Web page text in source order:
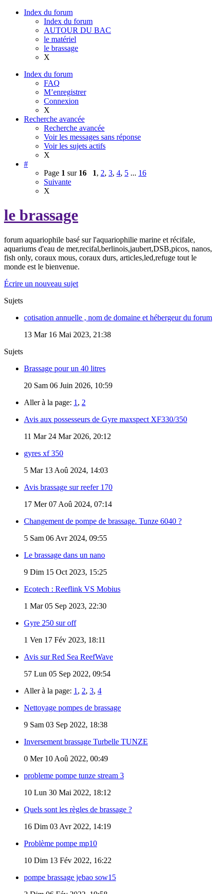
Index du forum
Index du forum
AUTOUR DU BAC
le matériel
le brassage
X
Index du forum
FAQ
M’enregistrer
Connexion
X
Recherche avancée
Recherche avancée
Voir les messages sans réponse
Voir les sujets actifs
X
#
Page 1 sur 16 1, 2, 3, 4, 5 ... 16
Suivante
X
le brassage
forum aquariophile basé sur l'aquariophilie marine et récifale,
aquariums d'eau de mer,recifal,berlinois,jaubert,DSB,picos, nanos,
fish only, coraux mous, coraux durs, articles,led,refuge tout le
monde est le bienvenue.
Écrire un nouveau sujet
Sujets
cotisation annuelle , nom de domaine et hébergeur du forum
13 Mar 16 Mai 2023, 21:38
Sujets
Brassage pour un 40 litres
20 Sam 06 Juin 2026, 10:59
Aller à la page: 1 , 2
Avis aux possesseurs de Gyre maxspect XF330/350
11 Mar 24 Mar 2026, 20:12
gyres xf 350
5 Mar 13 Aoû 2024, 14:03
Avis brassage sur reefer 170
17 Mer 07 Aoû 2024, 07:14
Changement de pompe de brassage. Tunze 6040 ?
5 Sam 06 Avr 2024, 09:55
Le brassage dans un nano
9 Dim 15 Oct 2023, 15:25
Ecotech : Reeflink VS Mobius
1 Mar 05 Sep 2023, 22:30
Gyre 250 sur off
1 Ven 17 Fév 2023, 18:11
Avis sur Red Sea ReefWave
57 Lun 05 Sep 2022, 09:54
Aller à la page: 1 , 2, 3, 4
Nettoyage pompes de brassage
9 Sam 03 Sep 2022, 18:38
Inversement brassage Turbelle TUNZE
0 Mer 10 Aoû 2022, 00:49
probleme pompe tunze stream 3
10 Lun 30 Mai 2022, 18:12
Quels sont les règles de brassage ?
16 Dim 03 Avr 2022, 14:19
Problème pompe mp10
10 Dim 13 Fév 2022, 16:22
pompe brassage jebao sow15